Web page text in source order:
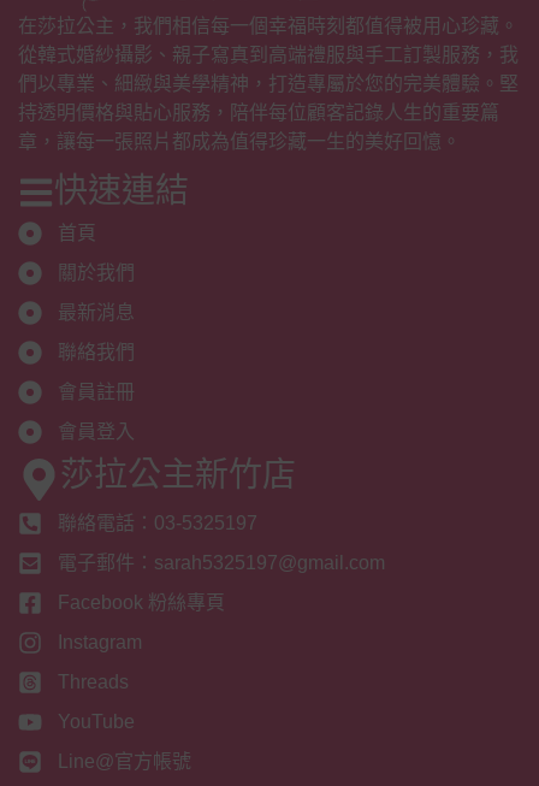
在莎拉公主，我們相信每一個幸福時刻都值得被用心珍藏。
從韓式婚紗攝影、親子寫真到高端禮服與手工訂製服務，我
們以專業、細緻與美學精神，打造專屬於您的完美體驗。堅
持透明價格與貼心服務，陪伴每位顧客記錄人生的重要篇
章，讓每一張照片都成為值得珍藏一生的美好回憶。
快速連結
首頁
關於我們
最新消息
聯絡我們
會員註冊
會員登入
莎拉公主新竹店
聯絡電話：03-5325197
電子郵件：sarah5325197@gmail.com
Facebook 粉絲專頁
Instagram
Threads
YouTube
Line@官方帳號